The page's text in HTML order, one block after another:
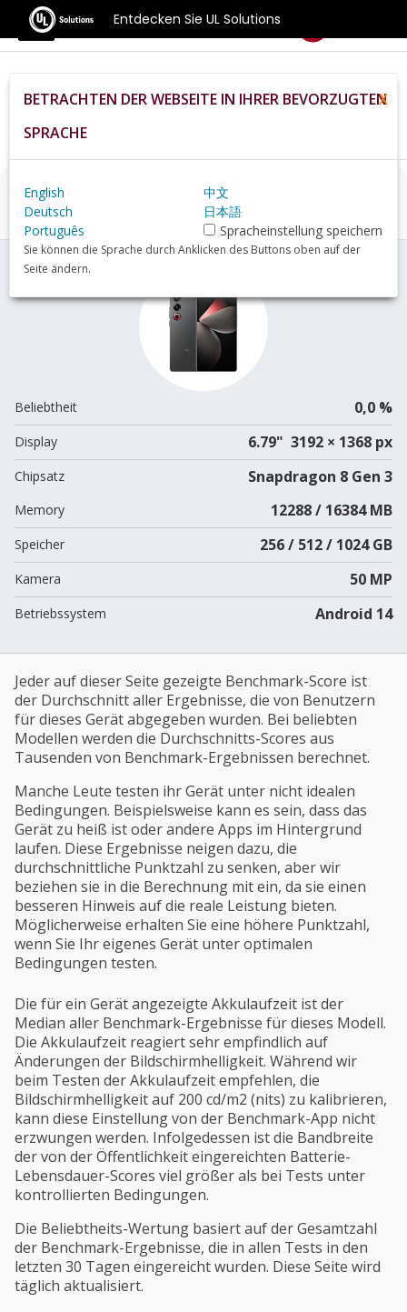
Entdecken Sie UL Solutions
Benchmarks
Home De Hardware
Phone
Meizu+21+Pro+review
Meizu 21 Pro Übersicht
Beliebtheit 0,0 %
Display 6.79" 3192 × 1368 px
Chipsatz Snapdragon 8 Gen 3
Memory 12288 / 16384 MB
Speicher 256 / 512 / 1024 GB
Kamera 50 MP
Betriebssystem Android 14
Jeder auf dieser Seite gezeigte Benchmark-Score ist
der Durchschnitt aller Ergebnisse, die von Benutzern
für dieses Gerät abgegeben wurden. Bei beliebten
Modellen werden die Durchschnitts-Scores aus
Tausenden von Benchmark-Ergebnissen berechnet.
Manche Leute testen ihr Gerät unter nicht idealen
Bedingungen. Beispielsweise kann es sein, dass das
Gerät zu heiß ist oder andere Apps im Hintergrund
laufen. Diese Ergebnisse neigen dazu, die
durchschnittliche Punktzahl zu senken, aber wir
beziehen sie in die Berechnung mit ein, da sie einen
besseren Hinweis auf die reale Leistung bieten.
Möglicherweise erhalten Sie eine höhere Punktzahl,
wenn Sie Ihr eigenes Gerät unter optimalen
Bedingungen testen.
Die für ein Gerät angezeigte Akkulaufzeit ist der
Median aller Benchmark-Ergebnisse für dieses Modell.
Die Akkulaufzeit reagiert sehr empfindlich auf
Änderungen der Bildschirmhelligkeit. Während wir
beim Testen der Akkulaufzeit empfehlen, die
Bildschirmhelligkeit auf 200 cd/m2 (nits) zu kalibrieren,
kann diese Einstellung von der Benchmark-App nicht
erzwungen werden. Infolgedessen ist die Bandbreite
der von der Öffentlichkeit eingereichten Batterie-
Lebensdauer-Scores viel größer als bei Tests unter
kontrollierten Bedingungen.
Die Beliebtheits-Wertung basiert auf der Gesamtzahl
der Benchmark-Ergebnisse, die in allen Tests in den
letzten 30 Tagen eingereicht wurden. Diese Seite wird
täglich aktualisiert.
BETRACHTEN DER WEBSEITE IN IHRER BEVORZUGTEN
SPRACHE
X
English
中文
Deutsch
日本語
Português
Spracheinstellung speichern
Sie können die Sprache durch Anklicken des Buttons oben auf der
Seite ändern.